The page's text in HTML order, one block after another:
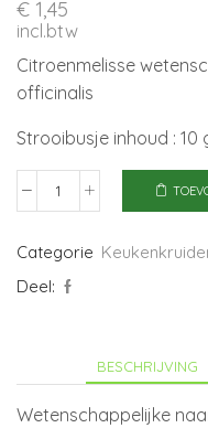
€ 1,45
incl.btw
Citroenmelisse
officinalis
Strooibusje inhoud : 10
Citroenmelisse
Categorie
Deel:
BESCHRIJVING
Wetenschappelijke